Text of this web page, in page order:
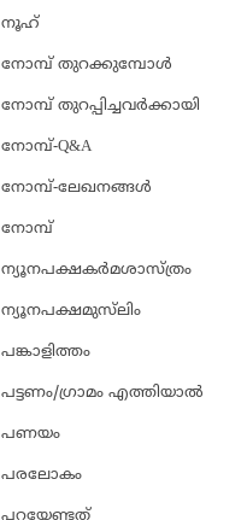
നൂഹ്‌
നോമ്പ് തുറക്കുമ്പോള്‍
നോമ്പ് തുറപ്പിച്ചവര്‍ക്കായി
നോമ്പ്-Q&A
നോമ്പ്-ലേഖനങ്ങള്‍
നോമ്പ്‌
ന്യൂനപക്ഷകര്‍മശാസ്ത്രം
ന്യൂനപക്ഷമുസ്‌ലിം
പങ്കാളിത്തം
പട്ടണം/ഗ്രാമം എത്തിയാല്‍
പണയം
പരലോകം